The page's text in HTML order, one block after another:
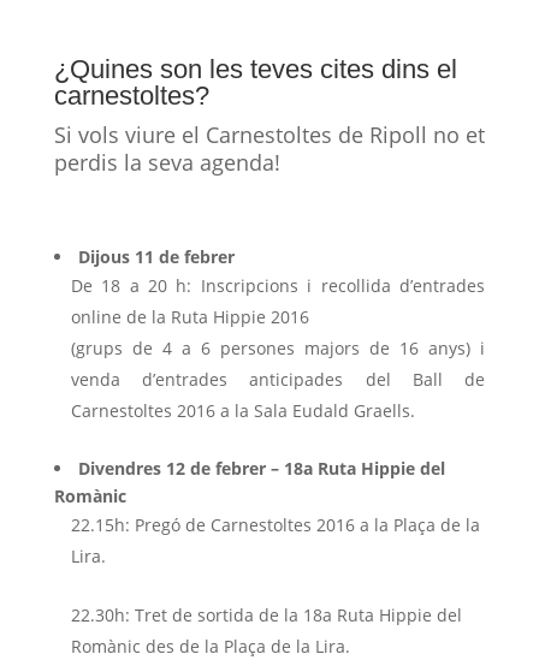
¿Quines son les teves cites dins el
carnestoltes?
Si vols viure el Carnestoltes de Ripoll no et
perdis la seva agenda!
Dijous 11 de febrer
De 18 a 20 h: Inscripcions i recollida d’entrades
online de la Ruta Hippie 2016
(grups de 4 a 6 persones majors de 16 anys) i
venda d’entrades anticipades del Ball de
Carnestoltes 2016 a la Sala Eudald Graells.
Divendres 12 de febrer – 18a Ruta Hippie del
Romànic
22.15h: Pregó de Carnestoltes 2016 a la Plaça de la
Lira.
22.30h: Tret de sortida de la 18a Ruta Hippie del
Romànic des de la Plaça de la Lira.